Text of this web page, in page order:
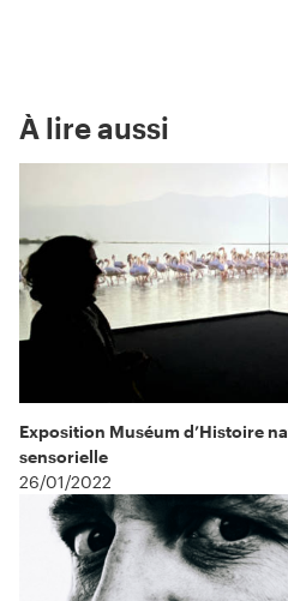
À lire aussi
Exposition Muséum d’Histoire
sensorielle
26/01/2022